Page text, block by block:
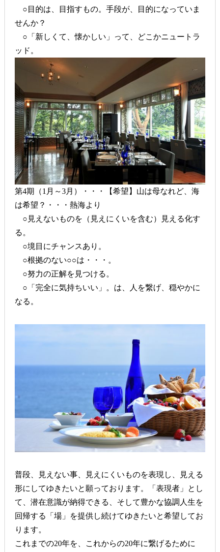
○目的は、目指すもの。手段が、目的になっていま
せんか？
○「新しくて、懐かしい」って、どこかニュートラ
ッド。
第4期（1月～3月）・・・【希望】山は母なれど、海
は希望？・・・熱海より
○見えないものを（見えにくいを含む）見える化す
る。
○境目にチャンスあり。
○根拠のない○○は・・・。
○努力の正解を見つける。
○「完全に気持ちいい」。は、人を繋げ、穏やかに
なる。
普段、見えない事、見えにくいものを表現し、見える
形にしてゆきたいと願っております。「表現者」とし
て、潜在意識が納得できる、そして豊かな協調人生を
回帰する「場」を提供し続けてゆきたいと希望してお
ります。
これまでの20年を、これからの20年に繋げるために